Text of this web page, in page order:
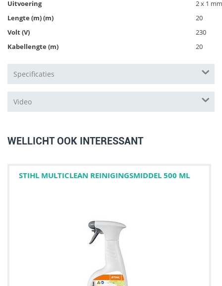
Uitvoering
2 x 1
Lengte (m) (m)
20
Volt (V)
230
Kabellengte (m)
20
Specificaties
Video
WELLICHT OOK INTERESSANT
STIHL MULTICLEAN REINIGINGSMIDDEL 500 ML